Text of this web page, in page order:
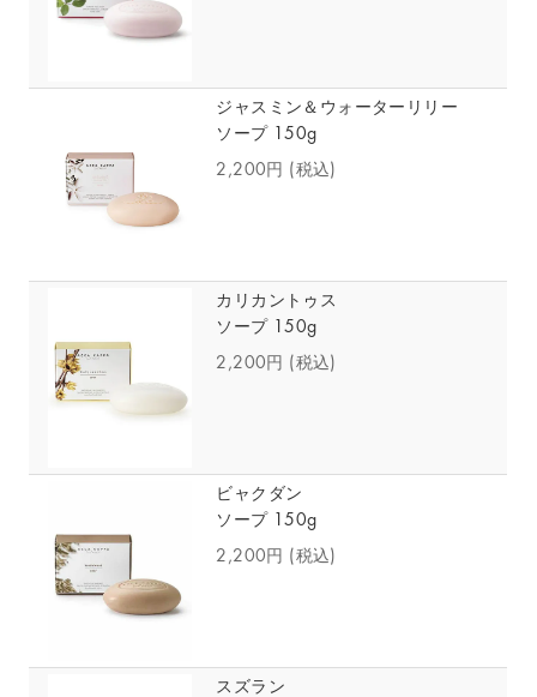
ジャスミン＆ウォーターリリー
ソープ 150g
2,200円 (税込)
カリカントゥス
ソープ 150g
2,200円 (税込)
ビャクダン
ソープ 150g
2,200円 (税込)
スズラン